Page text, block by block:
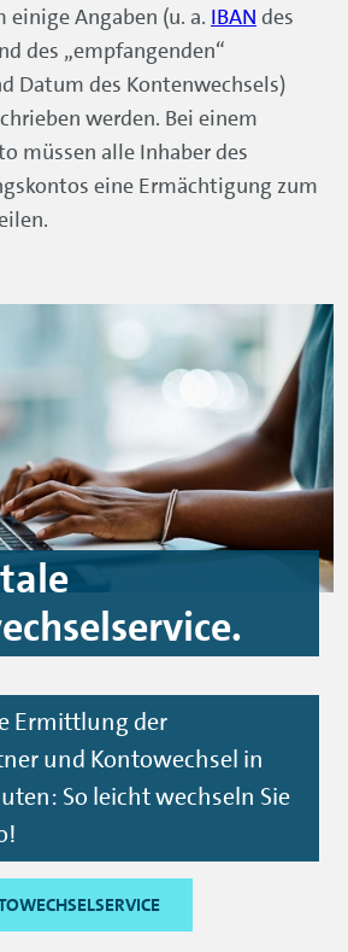
einige Angaben (u. a. IBAN des
des „empfangenden“
Datum des Kontenwechsels)
werden. Bei einem
müssen alle Inhaber des
eine Ermächtigung zum
Ermittlung der
und Kontowechsel in
So leicht wechseln Sie